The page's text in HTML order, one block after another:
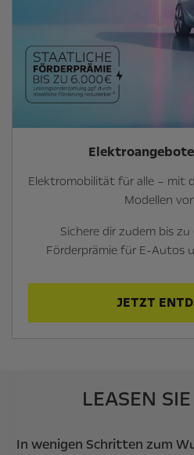
Elektromobilität für alle – mit
Modellen
Sichere dir zudem bis
Förderprämie für E-Autos
JETZT
LEASEN
In wenigen Schritten zum